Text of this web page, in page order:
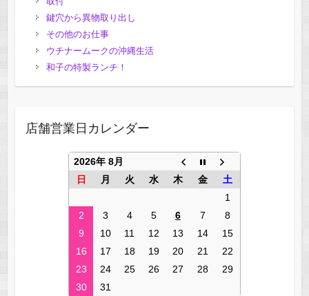
鍵穴から異物取り出し
その他のお仕事
ウチナームークの沖縄生活
和子の特製ランチ！
店舗営業日カレンダー
2026年 8月
日
月 火 水 木 金
土
1
2
3 4 5 6 7
8
9
10 11 12 13 14
15
16
17 18 19 20 21
22
23
24 25 26 27 28
29
30
31